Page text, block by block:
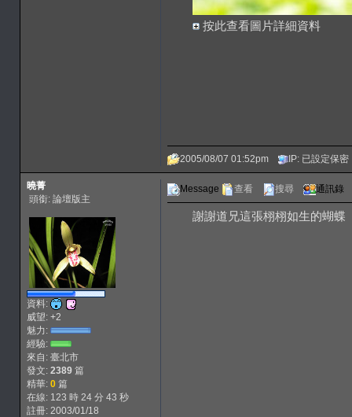
按此查看圖片詳細資料
2005/08/07 01:52pm IP: 已設定保密
曉菁
頭銜: 論壇版主
資料:
威望: +2
魅力:
經驗:
來自: 臺北市
發文: 2389篇
精華: 0篇
在線: 123 時 24 分 43 秒
註冊: 2003/01/18
Message 查看 搜尋 通訊錄
謝謝道兄這張栩栩如生的蝴蝶